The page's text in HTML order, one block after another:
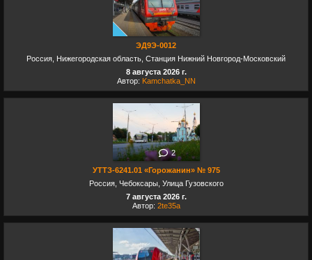
ЭД9Э-0012
Россия, Нижегородская область, Станция Нижний Новгород-Московский
8 августа 2026 г.
Автор: Kamchatka_NN
2
УТТЗ-6241.01 «Горожанин» № 975
Россия, Чебоксары, Улица Гузовского
7 августа 2026 г.
Автор: 2te35a